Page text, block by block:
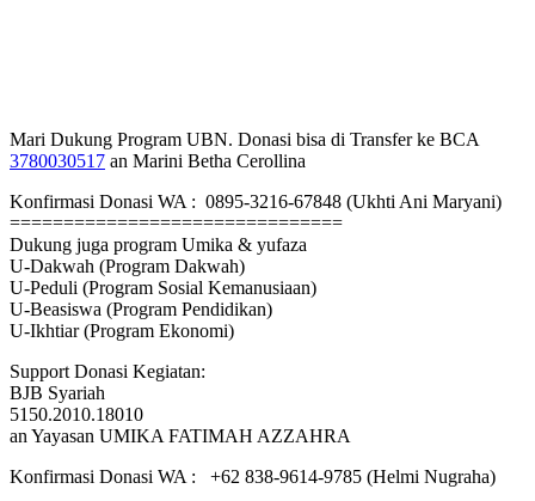
Mari Dukung Program UBN. Donasi bisa di Transfer ke BCA
3780030517 an Marini Betha Cerollina
Konfirmasi Donasi WA : 0895-3216-67848 (Ukhti Ani Maryani)
===============================
Dukung juga program Umika & yufaza
U-Dakwah (Program Dakwah)
U-Peduli (Program Sosial Kemanusiaan)
U-Beasiswa (Program Pendidikan)
U-Ikhtiar (Program Ekonomi)
Support Donasi Kegiatan:
BJB Syariah
5150.2010.18010
an Yayasan UMIKA FATIMAH AZZAHRA
Konfirmasi Donasi WA : +62 838-9614-9785 (Helmi Nugraha)